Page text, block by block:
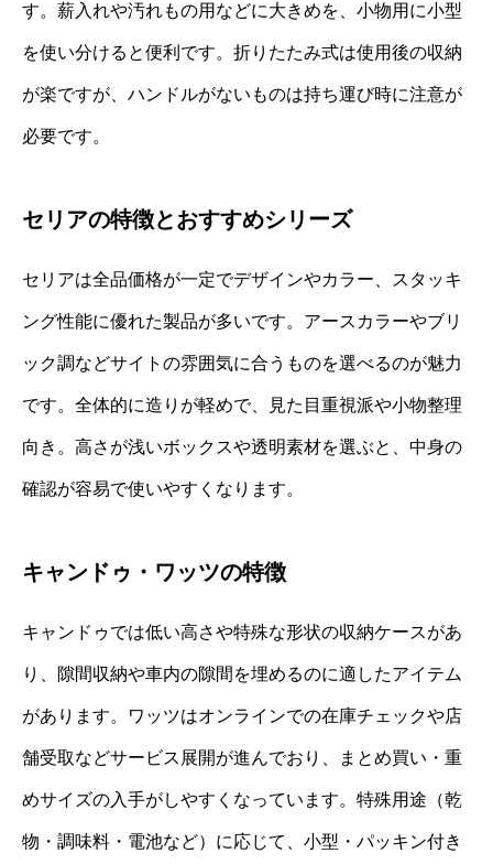
す。薪入れや汚れもの用などに大きめを、小物用に小型
を使い分けると便利です。折りたたみ式は使用後の収納
が楽ですが、ハンドルがないものは持ち運び時に注意が
必要です。
セリアの特徴とおすすめシリーズ
セリアは全品価格が一定でデザインやカラー、スタッキ
ング性能に優れた製品が多いです。アースカラーやブリ
ック調などサイトの雰囲気に合うものを選べるのが魅力
です。全体的に造りが軽めで、見た目重視派や小物整理
向き。高さが浅いボックスや透明素材を選ぶと、中身の
確認が容易で使いやすくなります。
キャンドゥ・ワッツの特徴
キャンドゥでは低い高さや特殊な形状の収納ケースがあ
り、隙間収納や車内の隙間を埋めるのに適したアイテム
があります。ワッツはオンラインでの在庫チェックや店
舗受取などサービス展開が進んでおり、まとめ買い・重
めサイズの入手がしやすくなっています。特殊用途（乾
物・調味料・電池など）に応じて、小型・パッキン付き